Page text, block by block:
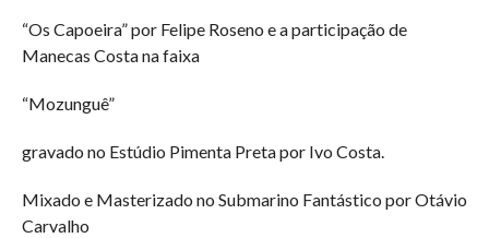
“Os Capoeira” por Felipe Roseno e a participação de
Manecas Costa na faixa
“Mozunguê”
gravado no Estúdio Pimenta Preta por Ivo Costa.
Mixado e Masterizado no Submarino Fantástico por Otávio
Carvalho